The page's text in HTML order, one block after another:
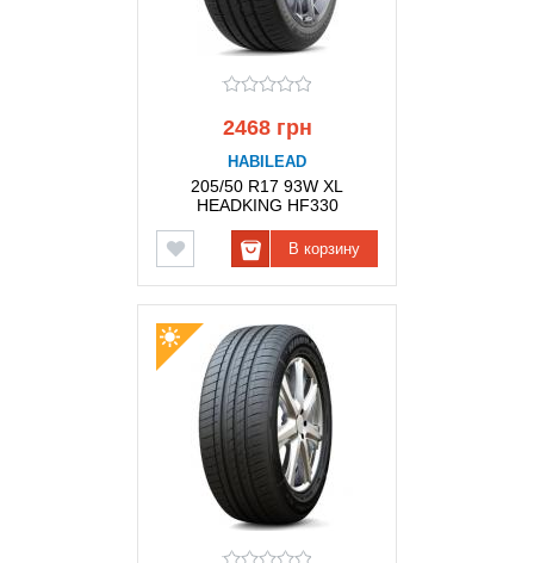
2468 грн
HABILEAD
205/50 R17 93W XL
HEADKING HF330
В корзину